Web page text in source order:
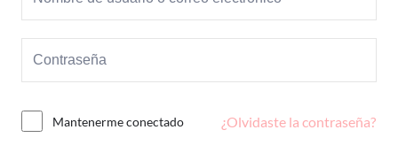
Mantenerme conectado ¿Olvidaste la contraseña?